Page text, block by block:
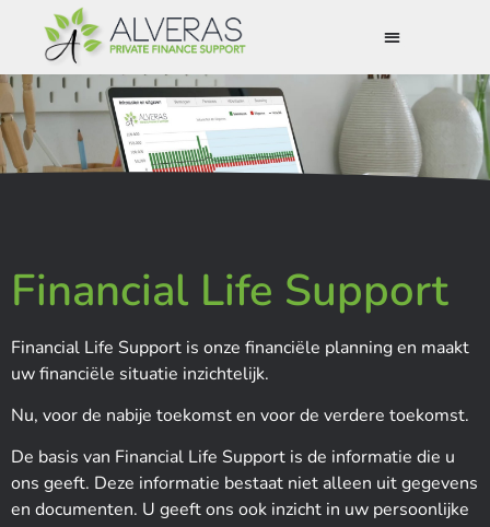
Financial Life Support
Financial Life Support is onze financiële planning en maakt
uw financiële situatie inzichtelijk.
Nu, voor de nabije toekomst en voor de verdere toekomst.
De basis van Financial Life Support is de informatie die u
ons geeft. Deze informatie bestaat niet alleen uit gegevens
en documenten. U geeft ons ook inzicht in uw persoonlijke